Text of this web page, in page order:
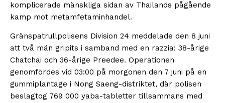
komplicerade mänskliga sidan av Thailands pågående
kamp mot metamfetaminhandel.
Gränspatrullpolisens Division 24 meddelade den 8 juni
att två män gripits i samband med en razzia: 38-årige
Chatchai och 36-årige Preedee. Operationen
genomfördes vid 03:00 på morgonen den 7 juni på en
gummiplantage i Nong Saeng-distriktet, där polisen
beslagtog 769 000 yaba-tabletter tillsammans med